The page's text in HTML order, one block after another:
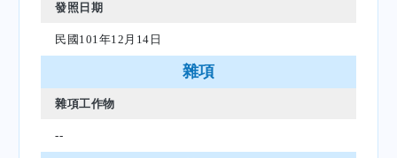
發照日期
民國101年12月14日
雜項
雜項工作物
--